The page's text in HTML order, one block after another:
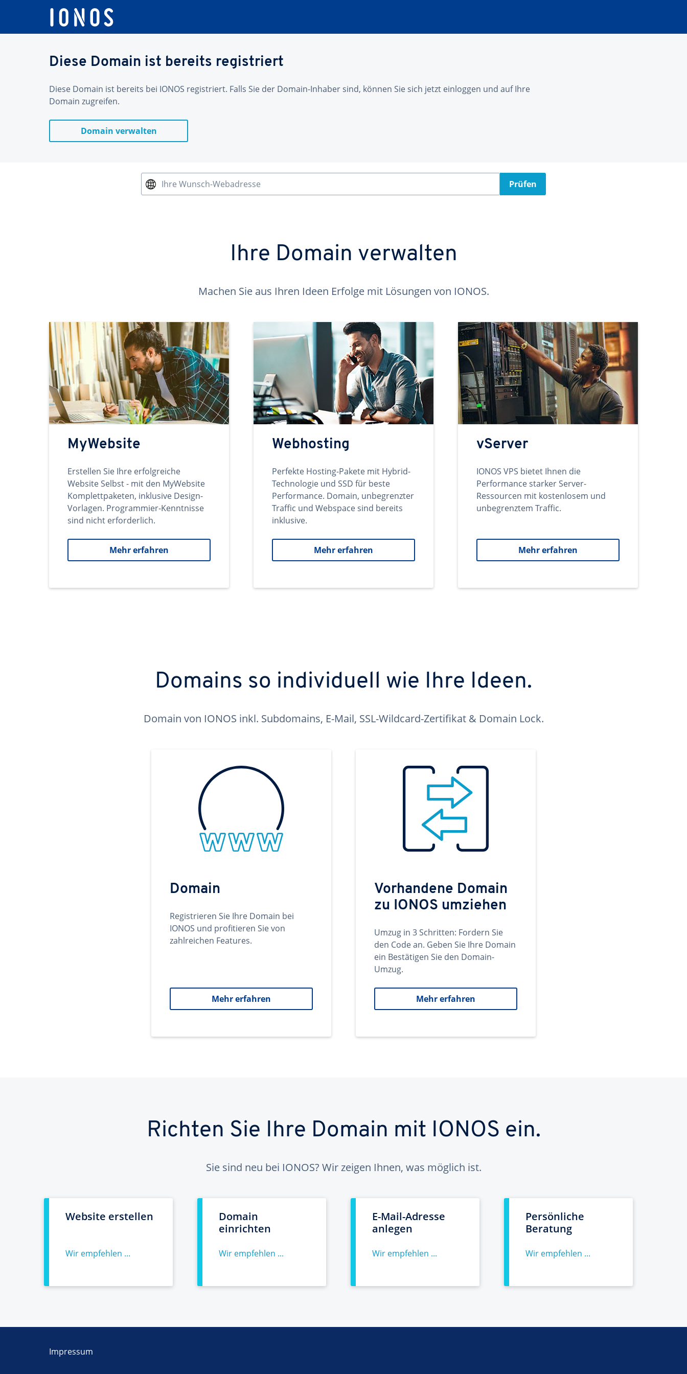
Diese Domain ist bereits registriert
Diese Domain ist bereits bei IONOS registriert. Falls Sie der Domain-Inhaber sind, können Sie sich jetzt einloggen und auf Ihre
Domain zugreifen.
Domain verwalten
Ihre Wunsch-Webadresse Prüfen
Ihre Domain verwalten
Machen Sie aus Ihren Ideen Erfolge mit Lösungen von IONOS.
MyWebsite
Erstellen Sie Ihre erfolgreiche
Website Selbst - mit den MyWebsite
Komplettpaketen, inklusive Design-
Vorlagen. Programmier-Kenntnisse
sind nicht erforderlich.
Mehr erfahren
Webhosting
Perfekte Hosting-Pakete mit Hybrid-
Technologie und SSD für beste
Performance. Domain, unbegrenzter
Traffic und Webspace sind bereits
inklusive.
Mehr erfahren
vServer
IONOS VPS bietet Ihnen die
Performance starker Server-
Ressourcen mit kostenlosem und
unbegrenztem Traffic.
Mehr erfahren
Domains so individuell wie Ihre Ideen.
Domain von IONOS inkl. Subdomains, E-Mail, SSL-Wildcard-Zertifikat & Domain Lock.
Domain
Registrieren Sie Ihre Domain bei
IONOS und profitieren Sie von
zahlreichen Features.
Mehr erfahren
Vorhandene Domain
zu IONOS umziehen
Umzug in 3 Schritten: Fordern Sie
den Code an. Geben Sie Ihre Domain
ein Bestätigen Sie den Domain-
Umzug.
Mehr erfahren
Richten Sie Ihre Domain mit IONOS ein.
Sie sind neu bei IONOS? Wir zeigen Ihnen, was möglich ist.
Website erstellen
Wir empfehlen ...
Domain
einrichten
Wir empfehlen ...
E-Mail-Adresse
anlegen
Wir empfehlen ...
Persönliche
Beratung
Wir empfehlen ...
Impressum